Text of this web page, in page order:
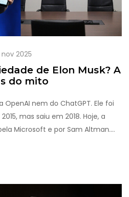
nov 2025
de Elon Musk? A
do mito
OpenAI nem do ChatGPT. Ele foi
mas saiu em 2018. Hoje, a
Microsoft e por Sam Altman.
e quem realmente